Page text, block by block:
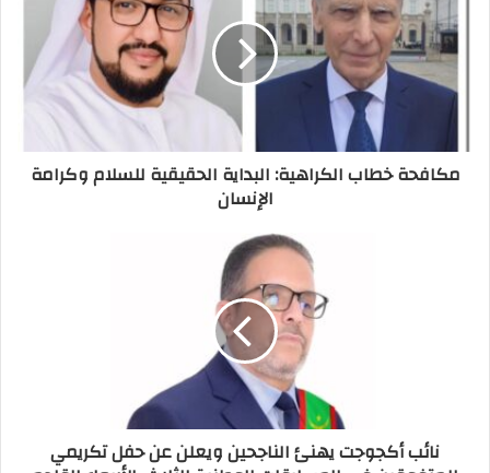
مكافحة خطاب الكراهية: البداية الحقيقية للسلام وكرامة
الإنسان
نائب أكجوجت يهنئ الناجحين ويعلن عن حفل تكريمي